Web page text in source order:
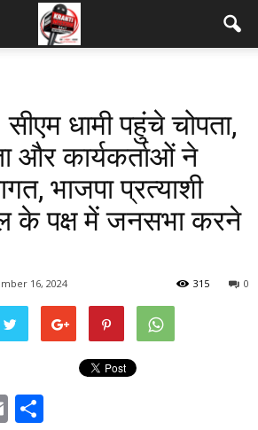
धामी पहुंचे चोपता,
और कार्यकर्ताओं ने
भाजपा प्रत्याशी
के पक्ष में जनसभा करने
16, 2024 0
315
Email